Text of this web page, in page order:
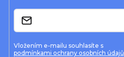
Vložením e-mailu souhlasíte s
podmínkami ochrany osobních údajů